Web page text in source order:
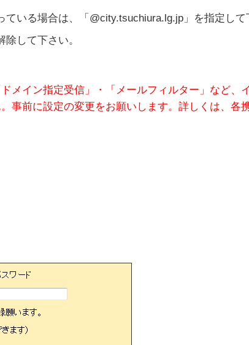
いる場合は、「@city.tsuchiura.lg.jp」を指定して
して下さい。
メイン指定受信」・「メールフィルター」など、
事前に設定の変更をお願いします。詳しくは、各